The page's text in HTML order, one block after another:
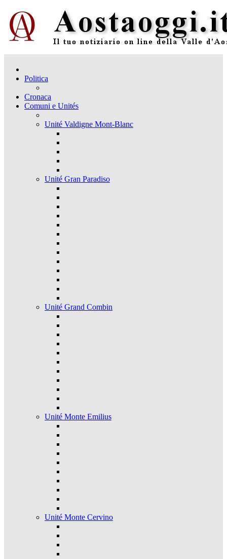
Politica
Cronaca
Comuni e Unités
Unité Valdigne Mont-Blanc
Unité Gran Paradiso
Unité Grand Combin
Unité Monte Emilius
Unité Monte Cervino